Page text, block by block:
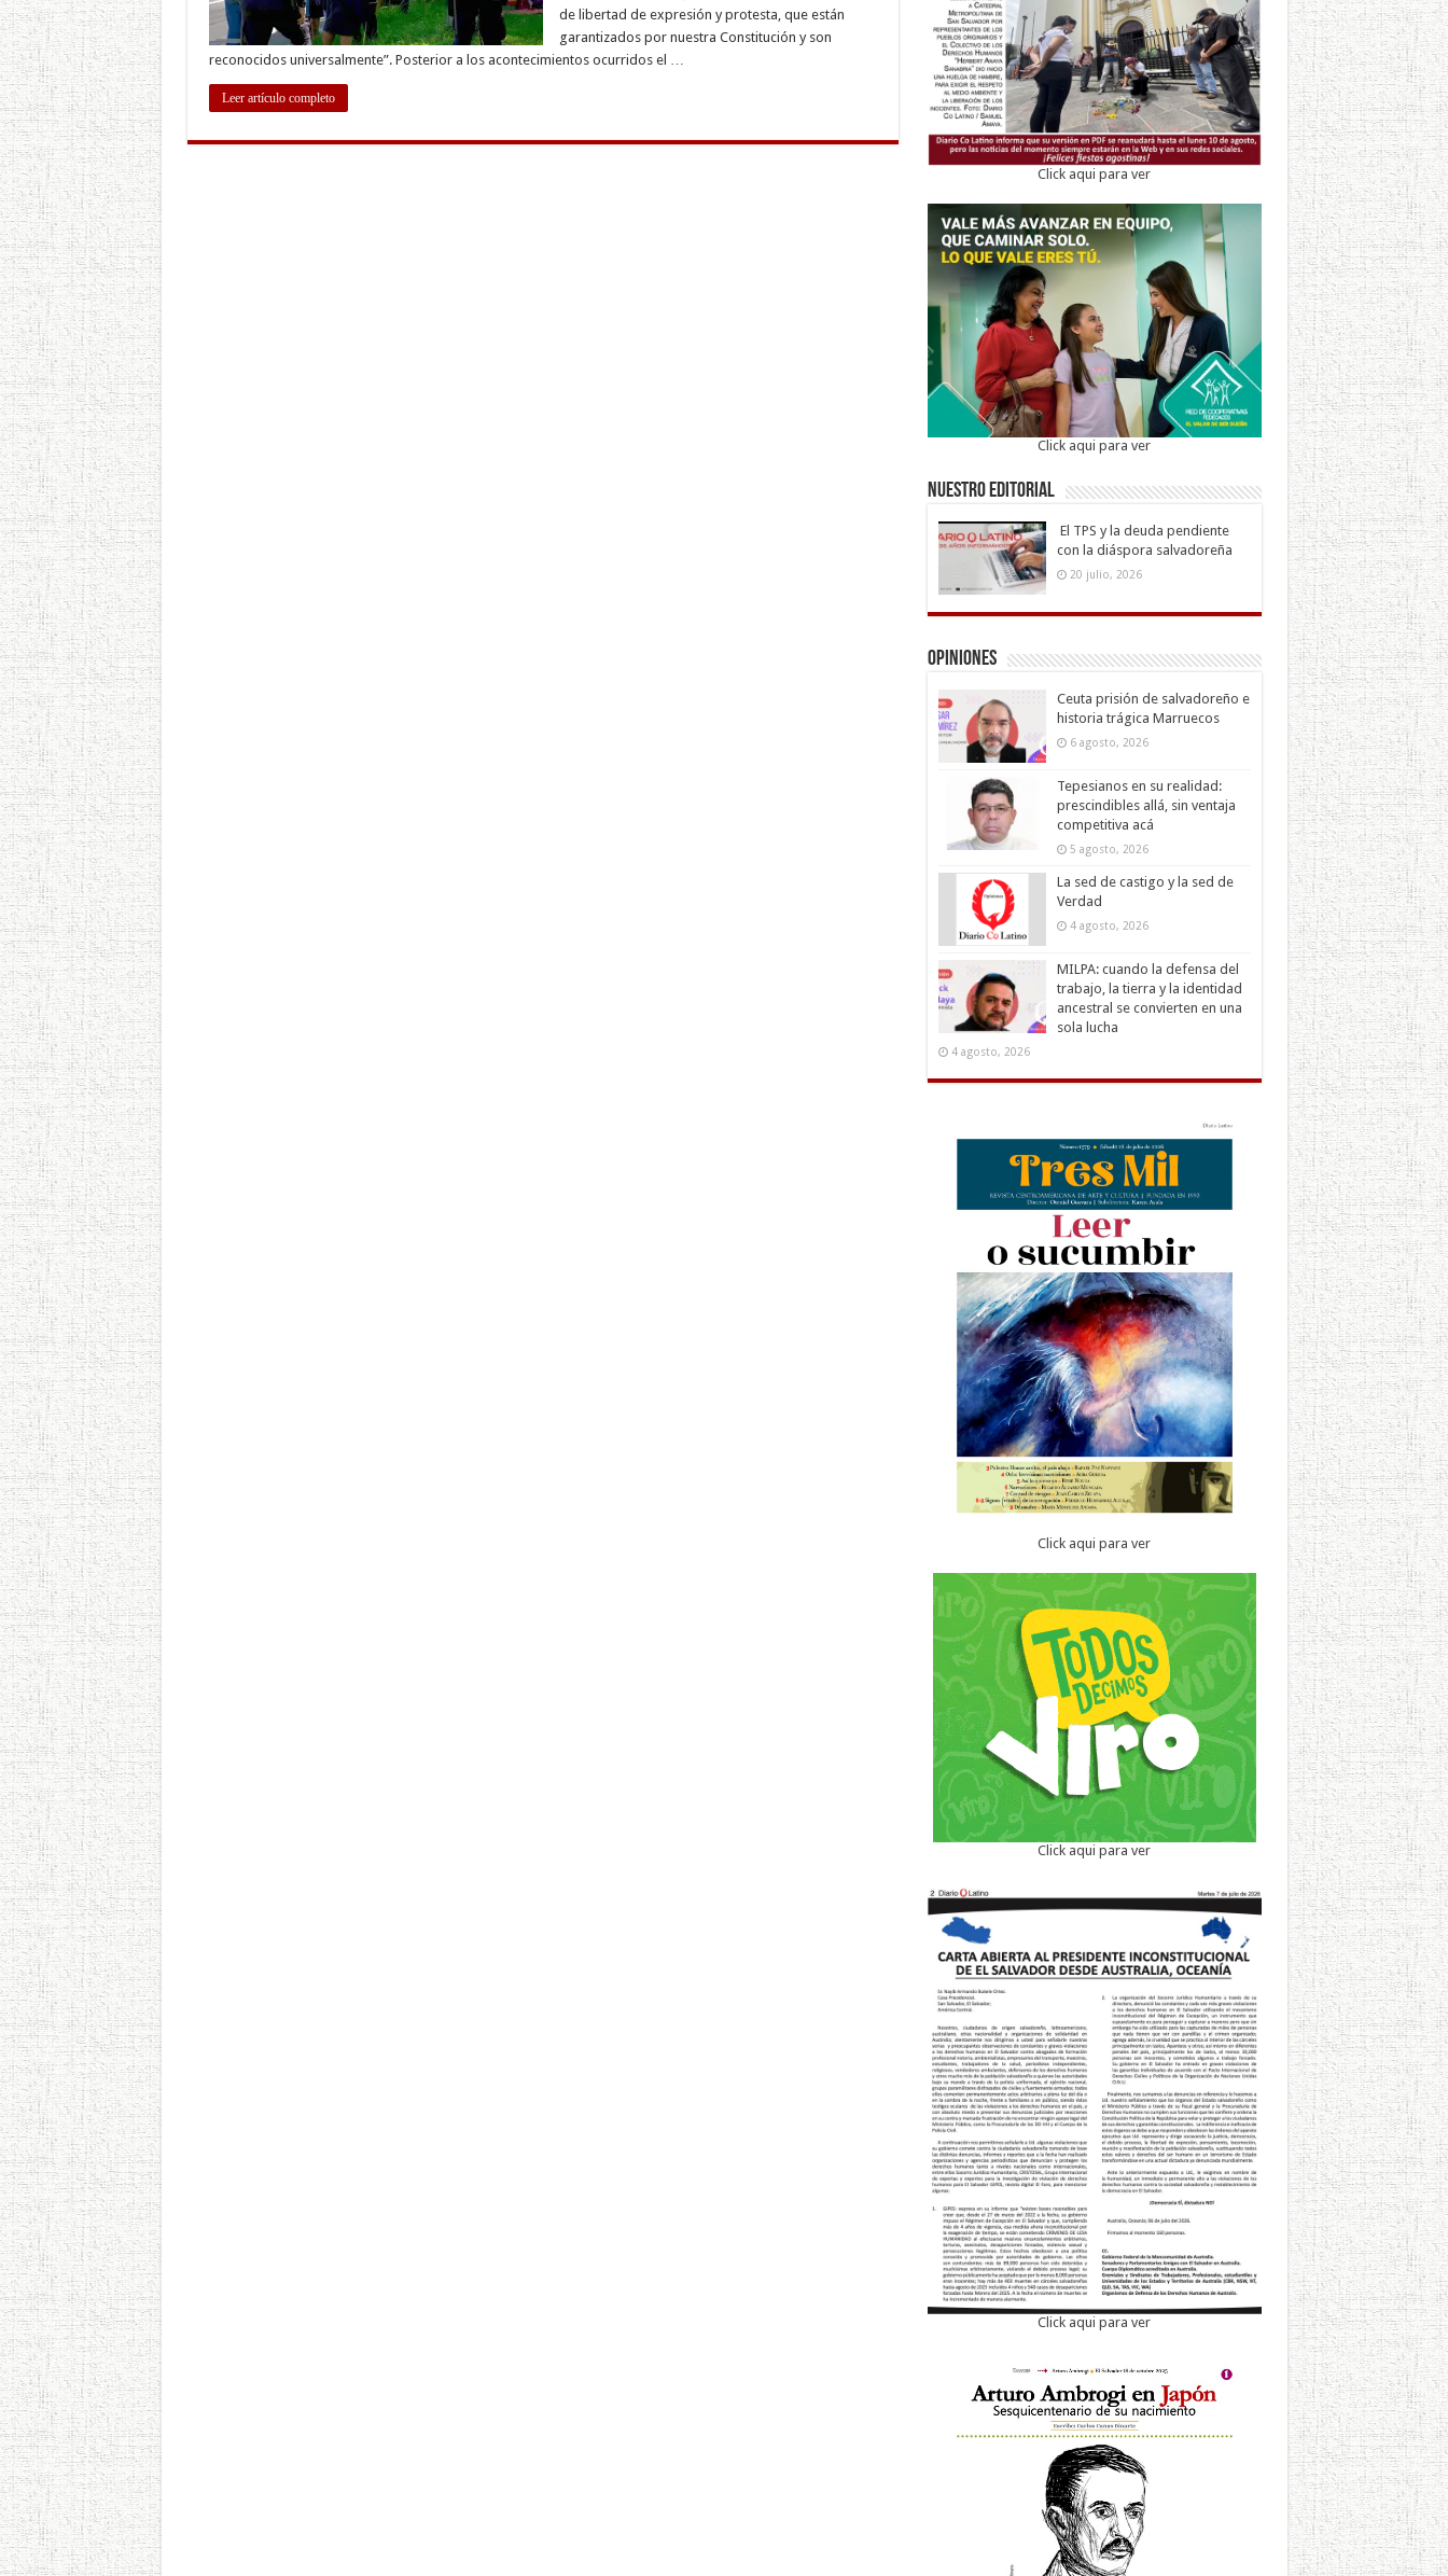
de libertad de expresión y protesta, que están
garantizados por nuestra Constitución y son
reconocidos universalmente”. Posterior a los acontecimientos ocurridos el …
Leer artículo completo
Click aqui para ver
Click aqui para ver
Nuestro Editorial
El TPS y la deuda pendiente
con la diáspora salvadoreña
20 julio, 2026
Opiniones
Ceuta prisión de salvadoreño e
historia trágica Marruecos
6 agosto, 2026
Tepesianos en su realidad:
prescindibles allá, sin ventaja
competitiva acá
5 agosto, 2026
La sed de castigo y la sed de
Verdad
4 agosto, 2026
MILPA: cuando la defensa del
trabajo, la tierra y la identidad
ancestral se convierten en una
sola lucha
4 agosto, 2026
Click aqui para ver
Click aqui para ver
Click aqui para ver